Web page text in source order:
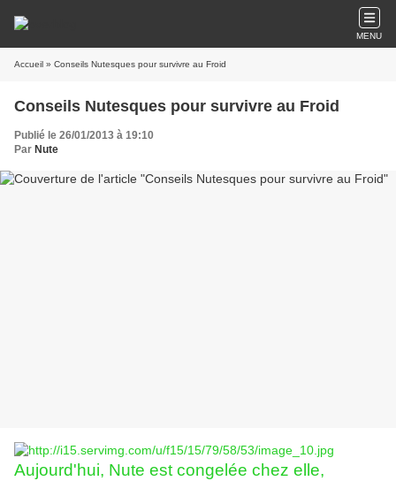
MENU
Accueil » Conseils Nutesques pour survivre au Froid
Conseils Nutesques pour survivre au Froid
Publié le 26/01/2013 à 19:10
Par Nute
Aujourd'hui, Nute est congelée chez elle,